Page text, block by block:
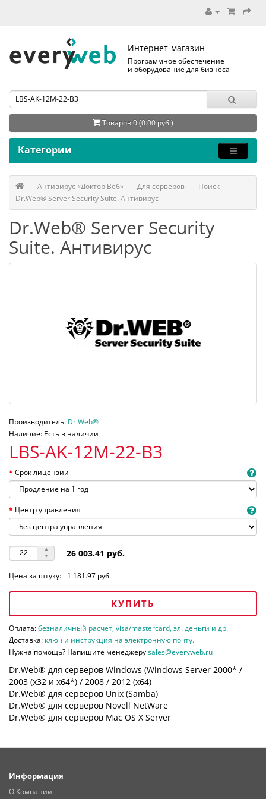
Интернет-магазин
Программное обеспечение
и оборудование для бизнеса
Товаров 0 (0.00 руб.)
Категории
Антивирус «Доктор Веб» Для серверов
Поиск
Dr.Web® Server Security Suite. Антивирус
Dr.Web® Server Security
Suite. Антивирус
Производитель: Dr.Web®
Наличие: Есть в наличии
LBS-AK-12M-22-B3
Срок лицензии
Центр управления
26 003.41 руб.
Цена за штуку: 1 181.97 руб.
КУПИТЬ
Оплата:безналичный расчет, visa/mastercard, эл. деньги и др.
Доставка: ключ и инструкция на электронную почту.
Нужна помощь? Напишите менеджеруsales@everyweb.ru
Dr.Web® для серверов Windows (Windows Server 2000* /
2003 (х32 и х64*) / 2008 / 2012 (х64)
Dr.Web® для серверов Unix (Samba)
Dr.Web® для серверов Novell NetWare
Dr.Web® для серверов Mac OS X Server
Информация
О Компании